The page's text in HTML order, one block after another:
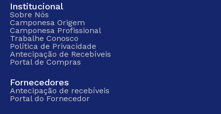
Institucional
Sobre Nós
Camponesa Origem
Camponesa Profissional
Trabalhe Conosco
Política de Privacidade
Antecipação de Recebíveis
Portal de Compras
Fornecedores
Antecipação de recebíveis
Portal do Fornecedor